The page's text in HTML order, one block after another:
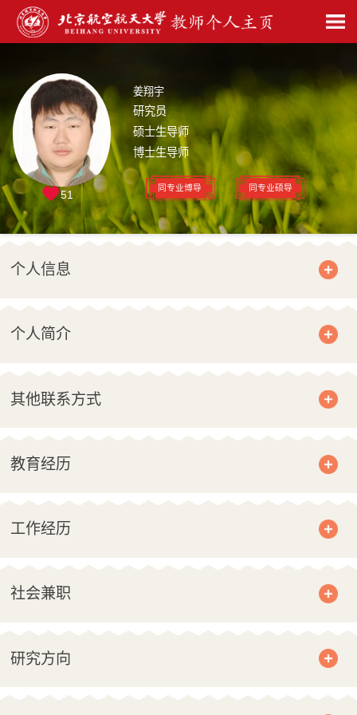
姜翔宇
研究员
硕士生导师
博士生导师
同专业博导 同专业硕导
51
个人信息
个人简介
其他联系方式
教育经历
工作经历
社会兼职
研究方向